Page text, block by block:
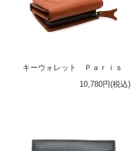
キーウォレット Ｐａｒｉｓ
10,780円(税込)